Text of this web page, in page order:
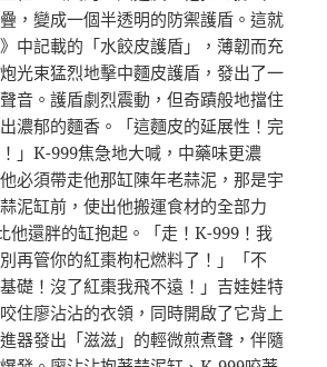
，變成一個半透明的防禦護盾。這就
中記載的「水餃皮護盾」，薄韌而充
光束猛烈地擊中麵皮護盾，發出了一
音。護盾劇烈震動，但奇蹟般地擋住
濃郁的麵香。「這麵皮的延展性！完
」K-999焦急地大喊，中藥味更濃
必須帶走他那缸陳年老蒜泥，那是宇
泥缸前，使出他搬運食材的全部力
他還胖的缸抱起。「走！K-999！我
再管你的紅棗枸杞燃料了！」「不
礎！沒了紅棗我飛不遠！」吉娃娃特
住廖沾沾的衣領，同時開啟了它背上
器發出「滋滋」的輕微煎煮聲，伴隨